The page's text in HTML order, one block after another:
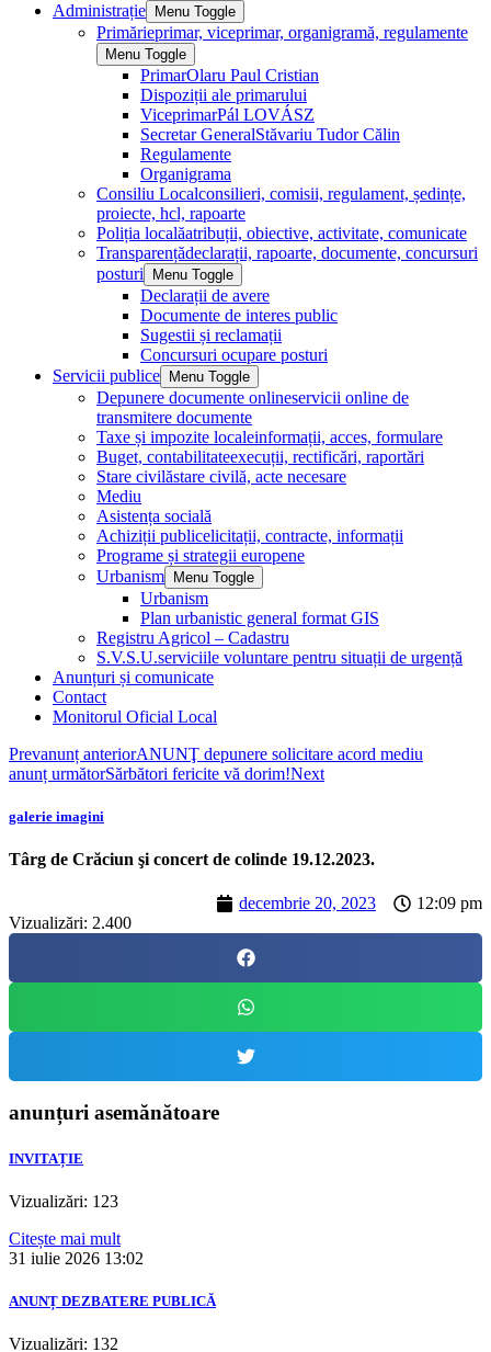
Administrație
Menu Toggle
Primărieprimar, viceprimar, organigramă, regulamente
Menu Toggle
PrimarOlaru Paul Cristian
Dispoziții ale primarului
ViceprimarPál LOVÁSZ
Secretar GeneralStăvariu Tudor Călin
Regulamente
Organigrama
Consiliu Localconsilieri, comisii, regulament, ședințe,
proiecte, hcl, rapoarte
Poliția localăatribuții, obiective, activitate, comunicate
Transparențădeclarații, rapoarte, documente, concursuri
posturi
Menu Toggle
Declarații de avere
Documente de interes public
Sugestii și reclamații
Concursuri ocupare posturi
Servicii publice
Menu Toggle
Depunere documente onlineservicii online de
transmitere documente
Taxe și impozite localeinformații, acces, formulare
Buget, contabilitateexecuții, rectificări, raportări
Stare civilăstare civilă, acte necesare
Mediu
Asistența socială
Achiziții publicelicitații, contracte, informații
Programe și strategii europene
Urbanism
Menu Toggle
Urbanism
Plan urbanistic general format GIS
Registru Agricol – Cadastru
S.V.S.U.serviciile voluntare pentru situații de urgență
Anunțuri și comunicate
Contact
Monitorul Oficial Local
Prevanunț anteriorANUNŢ depunere solicitare acord mediu
anunț următorSărbători fericite vă dorim!Next
galerie imagini
Târg de Crăciun şi concert de colinde 19.12.2023.
decembrie 20, 2023
12:09 pm
Vizualizări: 2.400
anunțuri asemănătoare
INVITAȚIE
Vizualizări: 123
Citește mai mult
31 iulie 2026 13:02
ANUNȚ DEZBATERE PUBLICĂ
Vizualizări: 132